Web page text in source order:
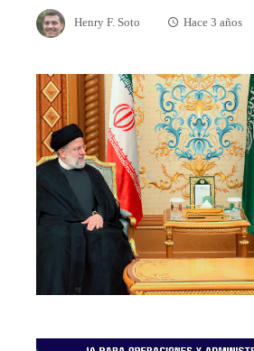
Henry F. Soto Hace 3 años